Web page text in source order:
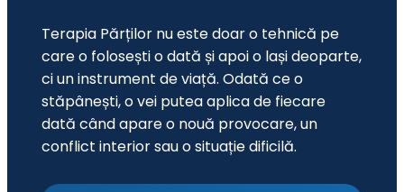
Terapia Părților nu este doar o tehnică pe
care o folosești o dată și apoi o lași deoparte,
ci un instrument de viață. Odată ce o
stăpânești, o vei putea aplica de fiecare
dată când apare o nouă provocare, un
conflict interior sau o situație dificilă.